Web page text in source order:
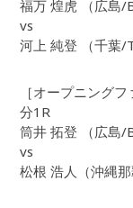
福万 煌虎 （広島/
vs
河上 純登 （千葉/
［オープニング
分1R
筒井 拓登 （広島/
vs
松根 浩人（沖縄